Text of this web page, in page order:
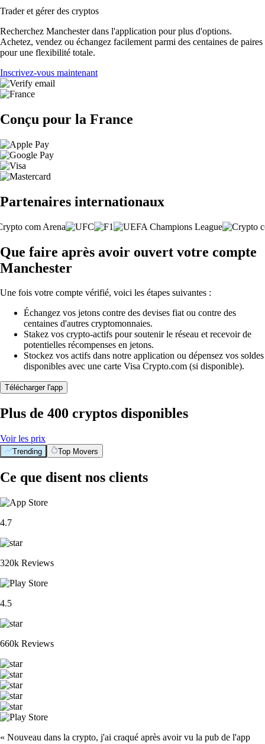
Trader et gérer des cryptos
Recherchez Manchester dans l'application pour plus d'options.
Achetez, vendez ou échangez facilement parmi des centaines de paires
pour une flexibilité totale.
Inscrivez-vous maintenant
Conçu pour la France
Partenaires internationaux
Que faire après avoir ouvert votre compte
Manchester
Une fois votre compte vérifié, voici les étapes suivantes :
Échangez vos jetons contre des devises fiat ou contre des
centaines d'autres cryptomonnaies.
Stakez vos crypto-actifs pour soutenir le réseau et recevoir de
potentielles récompenses en jetons.
Stockez vos actifs dans notre application ou dépensez vos soldes
disponibles avec une carte Visa Crypto.com (si disponible).
Télécharger l'app
Plus de 400 cryptos disponibles
Voir les prix
Trending Top Movers
Ce que disent nos clients
4.7
320k Reviews
4.5
660k Reviews
« Nouveau dans la crypto, j'ai craqué après avoir vu la pub de l'app